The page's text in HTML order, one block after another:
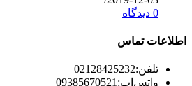
0 دیدگاه
اطلاعات تماس
تلفن:02128425232
واتس‌اپ: 09385670521